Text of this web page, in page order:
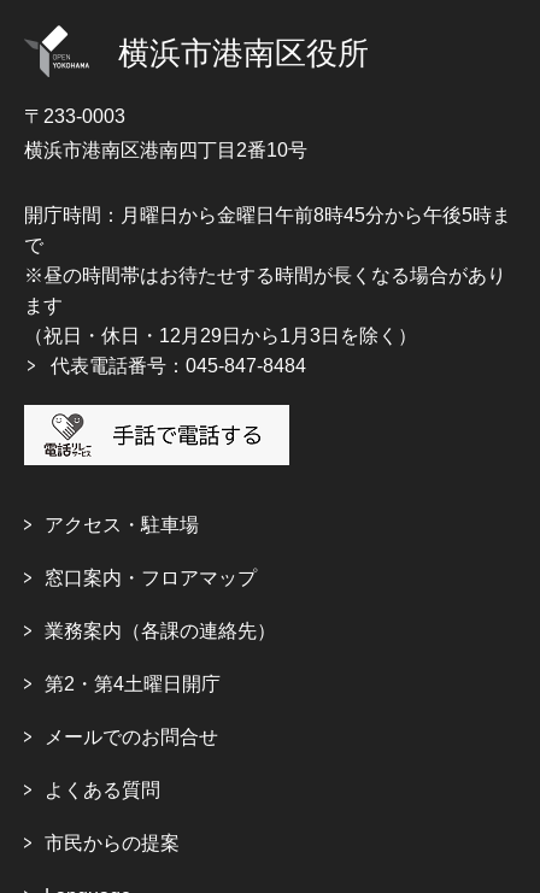
横浜市港南区役所
〒233-0003
横浜市港南区港南四丁目2番10号
開庁時間：月曜日から金曜日午前8時45分から午後5時ま
で
※昼の時間帯はお待たせする時間が長くなる場合があり
ます
（祝日・休日・12月29日から1月3日を除く）
代表電話番号：045-847-8484
アクセス・駐車場
窓口案内・フロアマップ
業務案内（各課の連絡先）
第2・第4土曜日開庁
メールでのお問合せ
よくある質問
市民からの提案